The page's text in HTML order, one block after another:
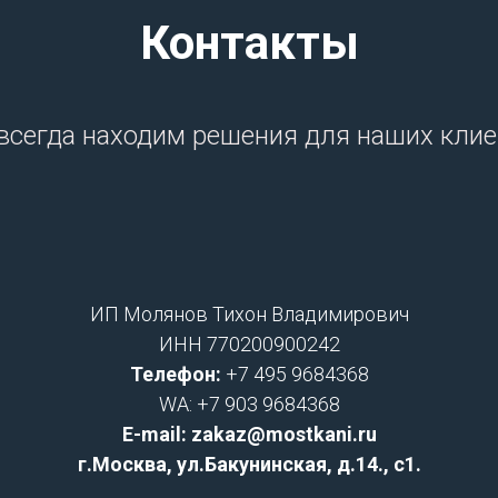
Контакты
находим решения для наших
ИП Молянов Тихон Владимирович
ИНН 770200900242
Телефон: +7 495 9684368
WA: +7 903 9684368
E-mail: zakaz@mostkani.ru
г.Москва, ул.Бакунинская, д.14., с1.